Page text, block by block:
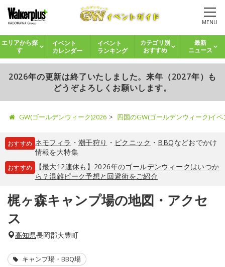
MENU
エリアから探
す
イベント
カレンダー
イベント
ランキング
カテゴリ別
おすすめ
最新
ニュース
2026年の更新は終了いたしました。来年（2027年）も
どうぞよろしくお願いします。
GW(ゴールデンウィーク)2026 四国のGW(ゴールデンウィーク)イ
おすすめ ネモフィラ ・ 潮干狩り ・ ピクニック ・ BBQなどおでかけ
情報を大特集
おすすめ
【最大12連休も】2026年のゴールデンウィークはいつか
ら？混雑ピーク予想と回避術をご紹介
梶ヶ森キャンプ場の地図・アクセ
ス
高知県長岡郡大豊町
キャンプ場・BBQ場